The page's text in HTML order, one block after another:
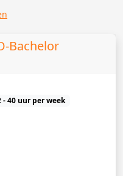
Bachelor
- 40 uur per week